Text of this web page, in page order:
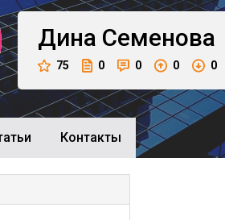
Дина Семенова
75 0 0 0 0
Контакты